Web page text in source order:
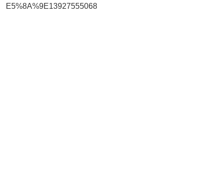
E5%8A%9E13927555068